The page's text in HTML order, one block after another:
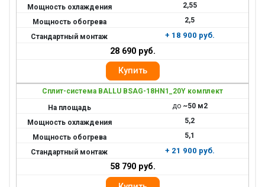
2,55
2,5
+ 18 900 руб.
28 690 руб.
Сплит-система BALLU BSAG-18HN1_20Y комплект
до ~50 м2
5,2
5,1
+ 21 900 руб.
58 790 руб.